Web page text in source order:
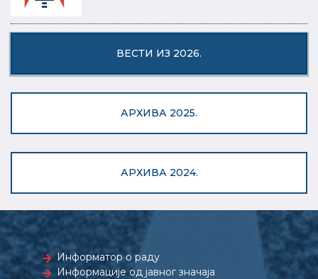
ВЕСТИ ИЗ 2026.
АРХИВА 2025.
АРХИВА 2024.
Информатор о раду
Информације од јавног значаја